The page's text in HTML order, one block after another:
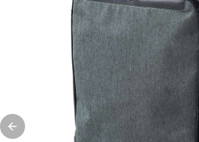
Previous slide